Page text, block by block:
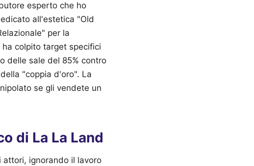
esperto che ho
all'estetica "Old
per la
ha colpito target specifici
delle sale del 85% contro
"coppia d'oro". La
se gli vendete un
di La La Land
ignorando il lavoro